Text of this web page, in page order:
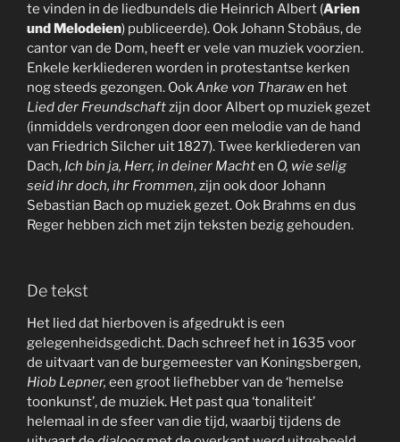
te vinden in de liedbundels die Heinrich Albert (Arien
und Melodeien) publiceerde). Ook Johann Stobäus, de
cantor van de Dom, heeft er vele van muziek voorzien.
Enkele kerkliederen worden in protestantse kerken
nog steeds gezongen. OokAnke von Tharawen het
Lied der Freundschaftzijn door Albert op muziek gezet
(inmiddels verdrongen door een melodie van de hand
van Friedrich Silcher uit 1827). Twee kerkliederen van
Dach, Ich bin ja, Herr, in deiner Machten O, wie selig
seid ihr doch, ihr Frommen, zijn ook door Johann
Sebastian Bach op muziek gezet. Ook Brahms en dus
Reger hebben zich met zijn teksten bezig gehouden.
De tekst
Het lied dat hierboven is afgedrukt is een
gelegenheidsgedicht. Dach schreef het in 1635 voor
de uitvaart van de burgemeester van Koningsbergen,
Hiob Lepner, een groot liefhebber van de ‘hemelse
toonkunst’, de muziek. Het past qua ‘tonaliteit’
helemaal in de sfeer van die tijd, waarbij tijdens de